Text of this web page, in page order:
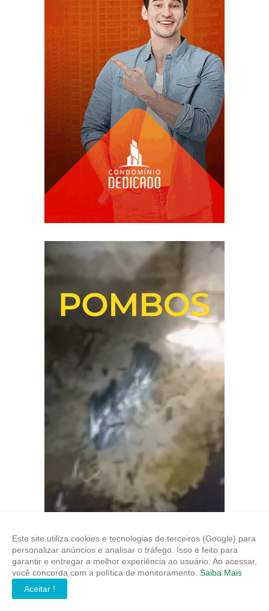
Este site utiliza cookies e tecnologias de terceiros (Google) para
personalizar anúncios e analisar o tráfego. Isso é feito para
garantir e entregar a melhor experiência ao usuário. Ao acessar,
você concorda com a política de monitoramento. Saiba Mais
Aceitar !